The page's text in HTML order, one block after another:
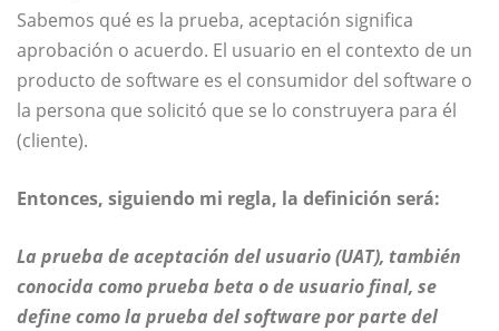
Sabemos qué es la prueba, aceptación significa
aprobación o acuerdo. El usuario en el contexto de un
producto de software es el consumidor del software o
la persona que solicitó que se lo construyera para él
(cliente).
Entonces, siguiendo mi regla, la definición será:
La prueba de aceptación del usuario (UAT), también
conocida como prueba beta o de usuario final, se
define como la prueba del software por parte del